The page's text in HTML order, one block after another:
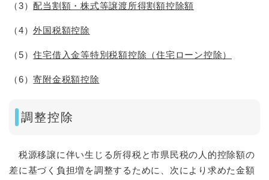
（3）配当割額・株式等譲渡所得割額控除額
（4）外国税額控除
（5）住宅借入金等特別税額控除（住宅ローン控除）
（6）寄附金税額控除
調整控除
税源移譲に伴い生じる所得税と市県民税の人的控除額の
差に基づく負担増を調整するために、次により求めた金額